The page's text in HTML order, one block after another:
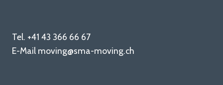
Tel. +41 43 366 66 67
E-Mail moving@sma-moving.ch